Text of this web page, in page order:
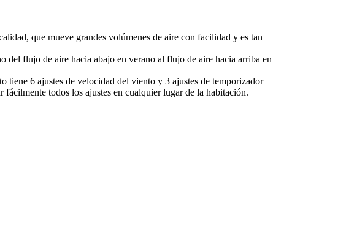
que mueve grandes volúmenes de aire con facilidad y es tan
flujo de aire hacia abajo en verano al flujo de aire hacia arriba en
6 ajustes de velocidad del viento y 3 ajustes de temporizador
todos los ajustes en cualquier lugar de la habitación.